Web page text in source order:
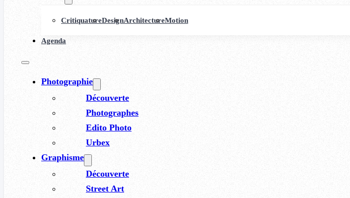
CritiquatureDesignArchitectureMotion
Agenda
Photographie
Découverte
Photographes
Edito Photo
Urbex
Graphisme
Découverte
Street Art